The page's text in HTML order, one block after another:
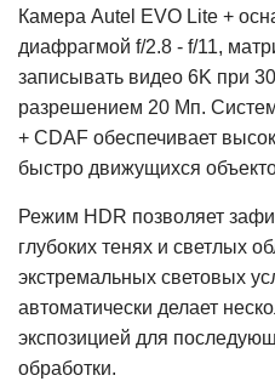
Камера Autel EVO Lite +
диафрагмой f/2.8 - f/11,
записывать видео 6K при
разрешением 20 Мп.
+ CDAF обеспечивает
быстро движущихся
Режим HDR позволяет
глубоких тенях и светлых
экстремальных световых
автоматически делает
экспозицией для
обработки.